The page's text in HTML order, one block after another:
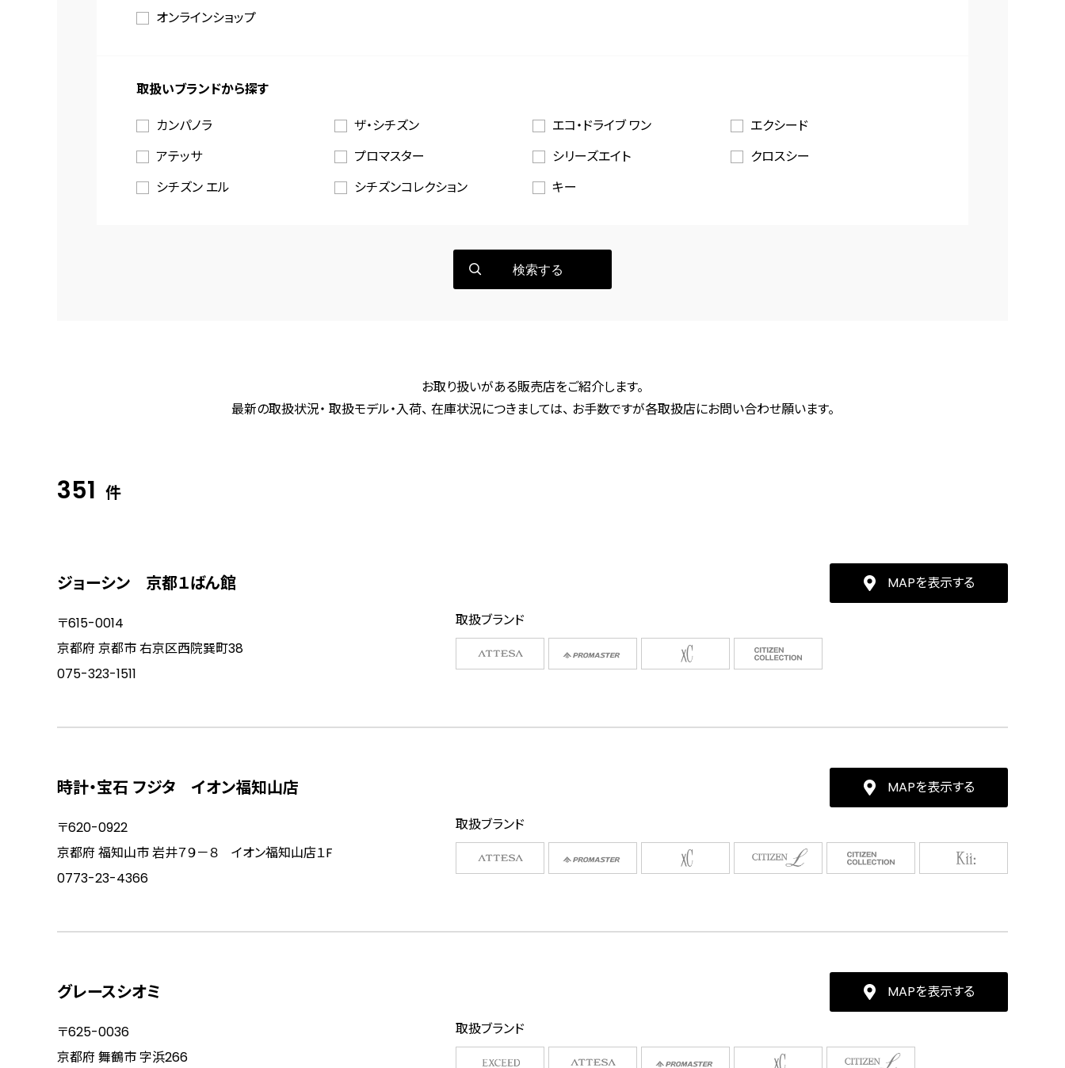
オンラインショップ
取扱いブランドから探す
カンパノラ ザ・シチズン エコ・ドライブ ワン
エクシード
アテッサ
プロマスター シリーズエイト
クロスシー
シチズン エル
シチズンコレクション キー
検索する
お取り扱いがある販売店をご紹介します。
最新の取扱状況・ 取扱モデル・入荷、 在庫状況につきましては、 お手数ですが各取扱店にお問い合わせ願います。
351 件
ジョーシン 京都１ばん館 MAPを表示する
〒615-0014
京都府 京都市 右京区西院巽町38
075-323-1511
取扱ブランド
時計・宝石 フジタ イオン福知山店 MAPを表示する
〒620-0922
京都府 福知山市 岩井７９－８ イオン福知山店１F
0773-23-4366
取扱ブランド
グレースシオミ MAPを表示する
〒625-0036
京都府 舞鶴市 字浜266
取扱ブランド